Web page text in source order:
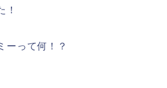
！
ーって何！？